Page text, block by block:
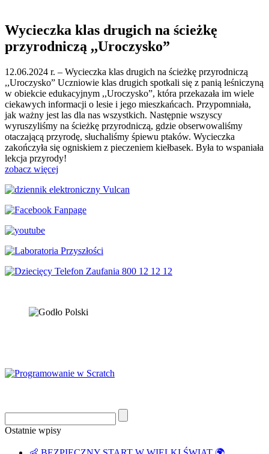
Wycieczka klas drugich na ścieżkę
przyrodniczą ,,Uroczysko”
12.06.2024 r. – Wycieczka klas drugich na ścieżkę przyrodniczą
,,Uroczysko” Uczniowie klas drugich spotkali się z panią leśniczyną
w obiekcie edukacyjnym ,,Uroczysko”, która przekazała im wiele
ciekawych informacji o lesie i jego mieszkańcach. Przypomniała,
jak ważny jest las dla nas wszystkich. Następnie wszyscy
wyruszyliśmy na ścieżkę przyrodniczą, gdzie obserwowaliśmy
otaczającą przyrodę, słuchaliśmy śpiewu ptaków. Wycieczka
zakończyła się ogniskiem z pieczeniem kiełbasek. Była to wspaniała
lekcja przyrody!
zobacz więcej
Ostatnie wpisy